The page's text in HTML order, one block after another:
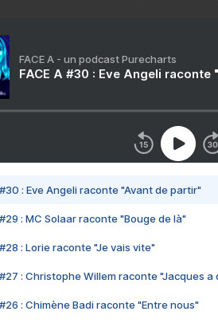
FACE A - un podcast Purecharts
FACE A #30 : Eve Angeli raconte
#30 : Eve Angeli raconte "Avant de partir"
#29 : MC Solaar raconte "Bouge de là"
#28 : Lorie raconte "Je vais vite"
#27 : Christophe Willem raconte "Jacques a
#26 : Chimène Badi raconte "Entre nous"